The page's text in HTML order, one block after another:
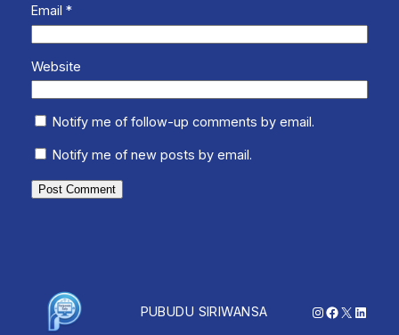
Email *
Website
Notify me of follow-up comments by email.
Notify me of new posts by email.
PUBUDU SIRIWANSA Instagram
Facebook
X